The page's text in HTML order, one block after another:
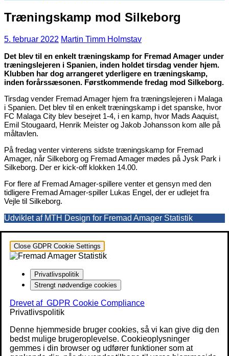
Træningskamp mod Silkeborg
5. februar 2022 Martin Timm Holmstav
Det blev til en enkelt træningskamp for Fremad Amager under
træningslejeren i Spanien, inden holdet tirsdag vender hjem.
Klubben har dog arrangeret yderligere en træningskamp,
inden forårssæsonen. Førstkommende fredag mod Silkeborg.
Tirsdag vender Fremad Amager hjem fra træningslejeren i Malaga
i Spanien. Det blev til en enkelt træningskamp i det spanske, hvor
FC Malaga City blev besejret 1-4, i en kamp, hvor Mads Aaquist,
Emil Stougaard, Henrik Meister og Jakob Johansson kom alle på
måltavlen.
På fredag venter vinterens sidste træningskamp for Fremad
Amager, når Silkeborg og Fremad Amager mødes på Jysk Park i
Silkeborg. Der er kick-off klokken 14.00.
For flere af Fremad Amager-spillere venter et gensyn med den
tidligere Fremad Amager-spiller Lukas Engel, der er udlejet fra
Vejle til Silkeborg.
Udviklet af MTH Design for Fremad Amager Statistik
Close GDPR Cookie Settings
Privatlivspolitik
Strengt nødvendige cookies
Drevet af GDPR Cookie Compliance
Privatlivspolitik
Denne hjemmeside bruger cookies, så vi kan give dig den
bedst mulige brugeroplevelse. Cookieoplysninger
gemmes i din browser og udfører funktioner som at